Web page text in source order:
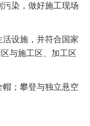
染，做好施工现场
设施，并符合国家
与施工区、加工区
；攀登与独立悬空